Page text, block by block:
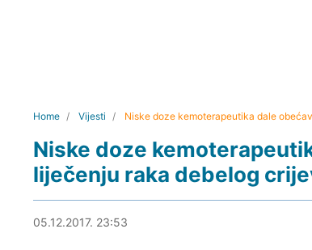
Home Vijesti Niske doze kemoterapeutika dale
Niske doze
liječenju raka debelog
07.12.2017. 18:30
05.12.2017. 23:53